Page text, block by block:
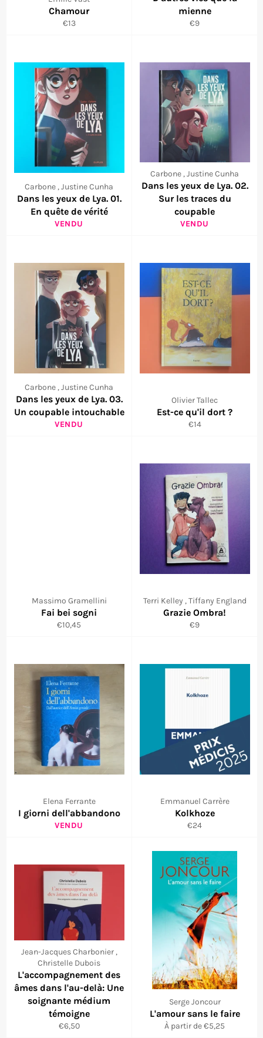
Chamour
Prix
€13
mienne
Prix
€9
Carbone , Justine Cunha
Dans les yeux de Lya. 01.
En quête de vérité
VENDU
Carbone , Justine Cunha
Dans les yeux de Lya. 02.
Sur les traces du
coupable
VENDU
Carbone , Justine Cunha
Dans les yeux de Lya. 03.
Un coupable intouchable
VENDU
Olivier Tallec
Est-ce qu'il dort ?
Prix
€14
Massimo Gramellini
Fai bei sogni
Prix
€10,45
Terri Kelley , Tiffany England
Grazie Ombra!
Prix
€9
Elena Ferrante
I giorni dell'abbandono
VENDU
Emmanuel Carrère
Kolkhoze
Prix
€24
Jean-Jacques Charbonier ,
Christelle Dubois
L'accompagnement des
âmes dans l'au-delà: Une
soignante médium
témoigne
Prix
€6,50
Serge Joncour
L'amour sans le faire
À partir de €5,25